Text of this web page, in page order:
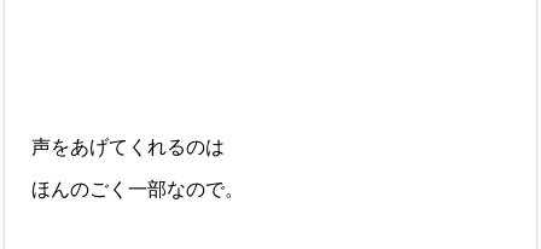
声をあげてくれるのは
ほんのごく一部なので。